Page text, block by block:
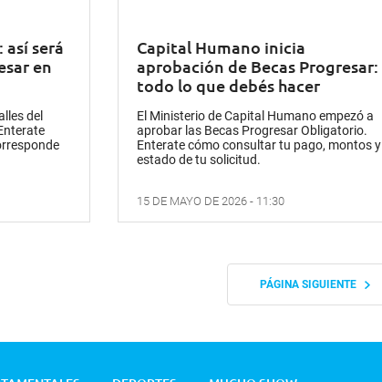
así será
en
del
Capital Humano inicia
aprobación de Becas Progresar:
todo lo que debés hacer
El Ministerio de Capital Humano empezó a
aprobar las Becas Progresar Obligatorio.
Enterate cómo consultar tu pago, montos y
estado de tu solicitud.
15 DE MAYO DE 2026 - 11:30
PÁGINA SIGUIENTE